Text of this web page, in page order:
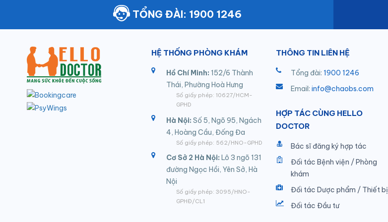
TỔNG ĐÀI: 1900 1246
HỆ THỐNG PHÒNG KHÁM
Hồ Chí Minh: 152/6 Thành
Thái, Phường Hoà Hưng
Số giấy phép: 10627/HCM-
GPHD
Hà Nội: Số 5, Ngõ 95, Ngách
4, Hoàng Cầu, Đống Đa
Số giấy phép: 562/HNO-GPHD
Cơ Sở 2 Hà Nội: Lô 3 ngõ 131
đường Ngọc Hồi, Yên Sở, Hà
Nội
Số giấy phép: 3095/HNO-
GPHĐ/CL1
THÔNG TIN LIÊN HỆ
Tổng đài: 1900 1246
Email:info@chaobs.com
HỢP TÁC CÙNG HELLO
DOCTOR
Bác sĩ đăng ký hợp tác
Đối tác Bệnh viện / Phòng
khám
Đối tác Dược phẩm / Thiết bị
Đối tác Đầu tư